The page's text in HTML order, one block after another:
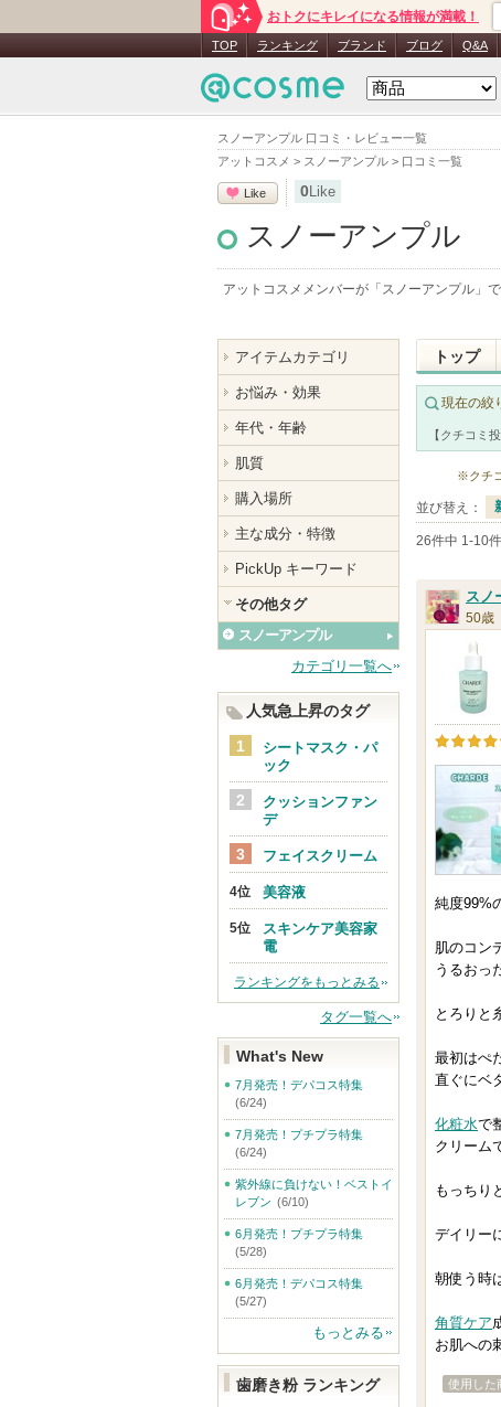
スノーアンプル 口コミ・レビュー一覧
アットコスメ > スノーアンプル > 口コミ一覧
おトクにキレイになる情報が満載！
TOP ランキング ブランド ブログ Q&A
Like 0Like
スノーアンプル
アットコスメメンバーが「 スノーアンプル 」
トップ
現在の絞
【クチコミ
※クチ
並び替え：
26件中 1-10
スノ
50歳
純度99%
肌のコン
うるおっ
とろりと
最初はぺ
直ぐにベ
化粧水で
クリーム
もっちり
デイリー
朝使う時
角質ケア
お肌への
使用した
アイテムカテゴリ
お悩み・効果
年代・年齢
肌質
購入場所
主な成分・特徴
PickUp キーワード
その他タグ
スノーアンプル
カテゴリ一覧へ
人気急上昇のタグ
シートマスク・パ
ック
クッションファン
デ
フェイスクリーム
美容液
スキンケア美容家
電
ランキングをもっとみる
タグ一覧へ
What's New
7月発売！デパコス特集
(6/24)
7月発売！プチプラ特集
(6/24)
紫外線に負けない！ベストイ
レブン (6/10)
6月発売！プチプラ特集
(5/28)
6月発売！デパコス特集
(5/27)
もっとみる
歯磨き粉 ランキング